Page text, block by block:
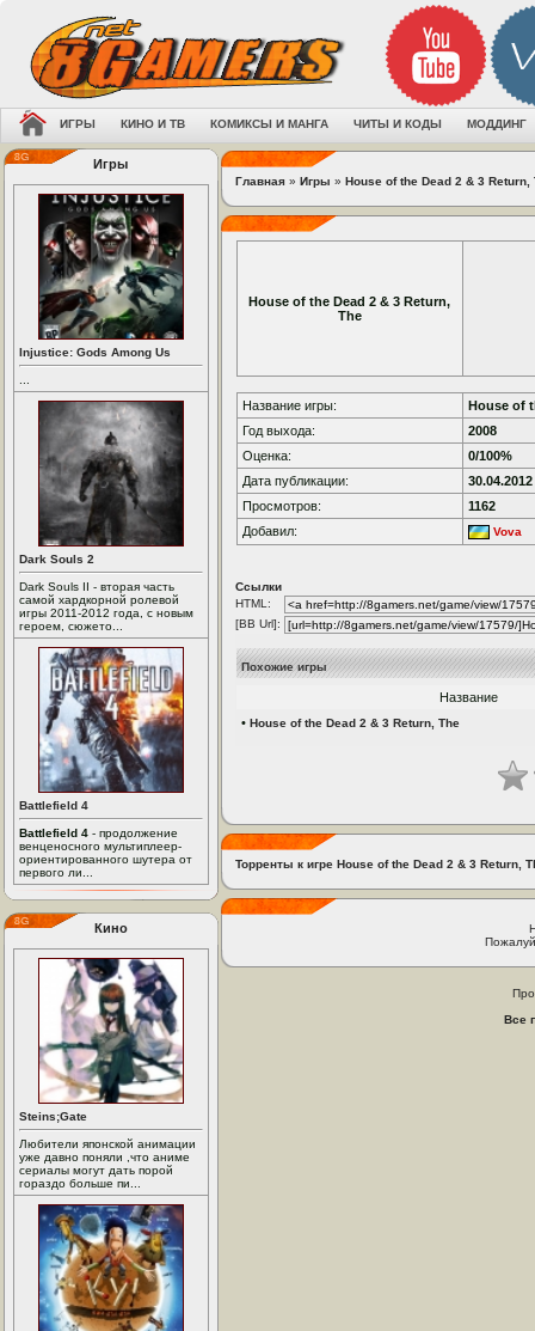
ИГРЫ КИНО И ТВ КОМИКСЫ И МАНГА ЧИТЫ И КОДЫ МОДДИНГ
Игры
Injustice: Gods Among Us
Dark Souls 2
Dark Souls II - вторая часть
самой хардкорной ролевой
игры 2011-2012 года, с новым
героем, сюжето...
Battlefield 4
Battlefield 4 - продолжение
венценосного мультиплеер-
ориентированного шутера от
первого ли...
Кино
Steins;Gate
Любители японской анимации
уже давно поняли ,что аниме
сериалы могут дать порой
гораздо больше пи...
Главная » Игры » House of the Dead 2 & 3 Return,
House of the Dead 2 & 3 Return,
The
Название игры:
House of
Год выхода:
2008
Оценка:
0/100%
Дата публикации:
30.04.2012
Просмотров:
1162
Добавил:
Vova
Ссылки
HTML:
[BB Url]:
Похожие игры
Название
• House of the Dead 2 & 3 Return, The
Торренты к игре House of the Dead 2 & 3 Return,
Все